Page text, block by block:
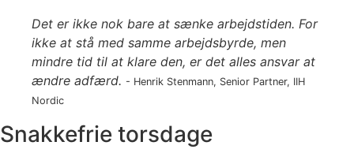
Det er ikke nok bare at sænke arbejdstiden. For
ikke at stå med samme arbejdsbyrde, men
mindre tid til at klare den, er det alles ansvar at
ændre adfærd. - Henrik Stenmann, Senior Partner, IIH
Nordic
Snakkefrie torsdage